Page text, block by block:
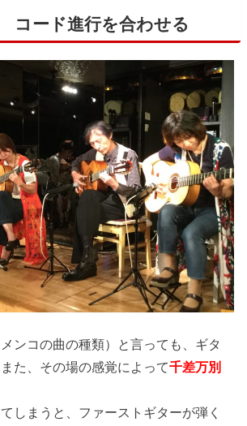
ード進行を合わせる
ンコの曲の種類）と言っても、ギタ
た、その場の感覚によって千差万別
しまうと、ファーストギターが弾く